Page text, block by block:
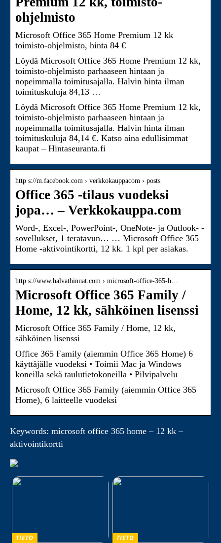
ohjelmisto
Microsoft Office 365 Home Premium 12 kk
toimisto-ohjelmisto, hinta 84 €
Löydä Microsoft Office 365 Home Premium 12 kk,
toimisto-ohjelmisto parhaaseen hintaan ja
nopeimmalla toimitusajalla. Halvin hinta ilman
toimituskuluja 84,13 …
Löydä Microsoft Office 365 Home Premium 12 kk,
toimisto-ohjelmisto parhaaseen hintaan ja
nopeimmalla toimitusajalla. Halvin hinta ilman
toimituskuluja 84,14 €. Katso aina edullisimmat
kaupat – Hintaseuranta.fi
http s://m.facebook.com › verkkokauppacom › posts
Office 365 -tilaus vuodeksi
jopa… – Verkkokauppa.com
Word-, Excel-, PowerPoint-, OneNote- ja Outlook- -
sovellukset, 1 teratavun… … Microsoft Office 365
Home -aktivointikortti, 12 kk. 1 kpl per asiakas.
http s://www.halvathinnat.com › microsoft-office-365-h…
Microsoft Office 365 Family /
Home, 12 kk, sähköinen lisenssi
Microsoft Office 365 Family / Home, 12 kk,
sähköinen lisenssi
Office 365 Family (aiemmin Office 365 Home) 6
käyttäjälle vuodeksi • Toimii Mac ja Windows
koneilla sekä taulutietokoneilla • Pilvipalvelu
Microsoft Office 365 Family (aiemmin Office 365
Home), 6 laitteelle vuodeksi
Keywords: microsoft office 365 home – 12 kk –
aktivointikortti
TIETO
TIETO